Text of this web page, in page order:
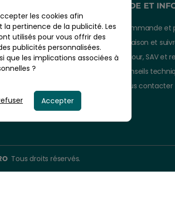
AIDE ET
Commande
Livraison et
Retour, SAV et
Conseils
Nous contacter
Tous droits réservés.
les cookies afin
pertinence de la publicité. Les
utilisés pour vous offrir des
publicités personnalisées.
que les implications associées à
?
Accepter